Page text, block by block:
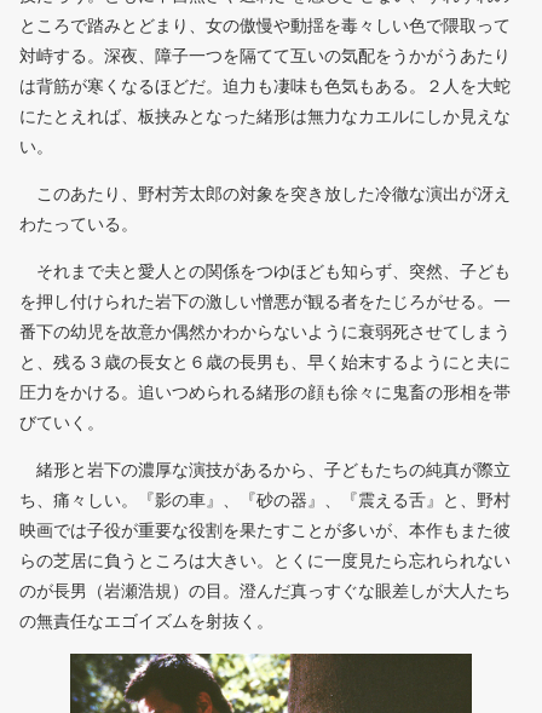
ところで踏みとどまり、女の傲慢や動揺を毒々しい色で隈取って
対峙する。深夜、障子一つを隔てて互いの気配をうかがうあたり
は背筋が寒くなるほどだ。迫力も凄味も色気もある。２人を大蛇
にたとえれば、板挟みとなった緒形は無力なカエルにしか見えな
い。
このあたり、野村芳太郎の対象を突き放した冷徹な演出が冴え
わたっている。
それまで夫と愛人との関係をつゆほども知らず、突然、子ども
を押し付けられた岩下の激しい憎悪が観る者をたじろがせる。一
番下の幼児を故意か偶然かわからないように衰弱死させてしまう
と、残る３歳の長女と６歳の長男も、早く始末するようにと夫に
圧力をかける。追いつめられる緒形の顔も徐々に鬼畜の形相を帯
びていく。
緒形と岩下の濃厚な演技があるから、子どもたちの純真が際立
ち、痛々しい。『影の車』、『砂の器』、『震える舌』と、野村
映画では子役が重要な役割を果たすことが多いが、本作もまた彼
らの芝居に負うところは大きい。とくに一度見たら忘れられない
のが長男（岩瀬浩規）の目。澄んだ真っすぐな眼差しが大人たち
の無責任なエゴイズムを射抜く。